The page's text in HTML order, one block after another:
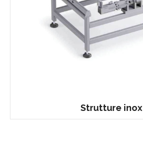
Strutture inox